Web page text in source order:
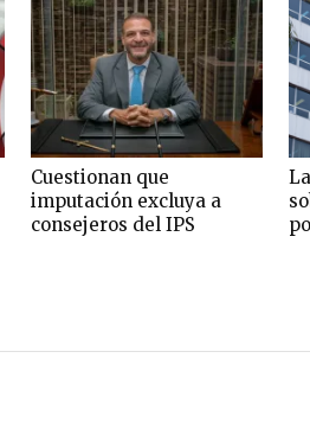
Cuestionan que
imputación excluya a
consejeros del IPS